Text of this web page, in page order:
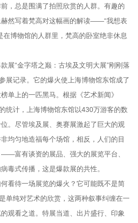
，总是围满了拍照欣赏的人群。有趣的
然写着梵高对这幅画的解读——“我想表
在博物馆的人群里，梵高的卧室绝非休息
展“金字塔之巅：古埃及文明大展”刚刚落
展记录。它的爆火使上海博物馆东馆成了
单上的一匹黑马。根据《艺术新闻》
统计，上海博物馆东馆以430万游客的数
。尽管埃及展、奥赛展激起了巨大的观
均匀地造福每个场馆，相反，人们的目
富有谈资的展品、强大的展览平台、
毒式传播，这是爆款展的共性。
看待一场展览的爆火？它可能既不是简
单纯对艺术的欣赏，这两种叙事纠缠在一
观看之道。特展当道、出片盛行、印象